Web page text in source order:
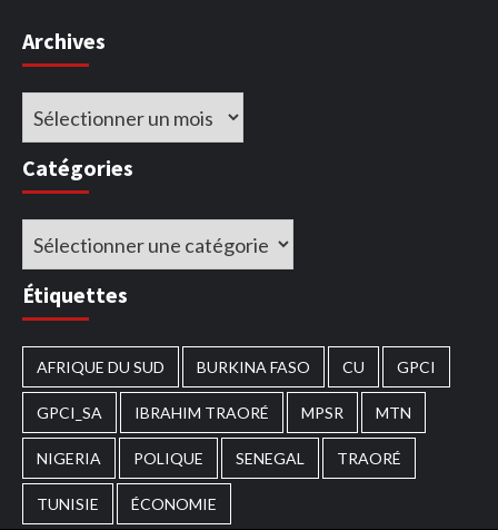
Archives
Archives
Catégories
Catégories
Étiquettes
AFRIQUE DU SUD BURKINA FASO CU GPCI
GPCI_SA IBRAHIM TRAORÉ MPSR MTN
NIGERIA POLIQUE SENEGAL TRAORÉ
TUNISIE ÉCONOMIE